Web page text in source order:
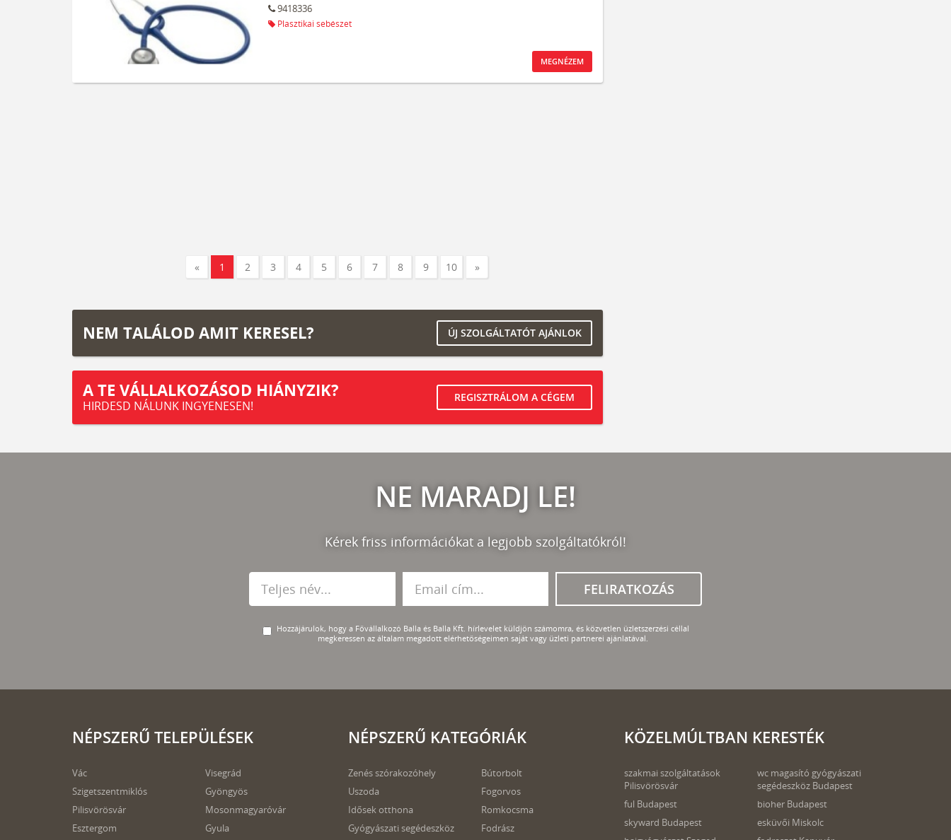
9418336
Plasztikai sebészet
MEGNÉZEM
« 1 2 3 4 5 6 7 8 9 10 »
NEM TALÁLOD AMIT KERESEL? ÚJ SZOLGÁLTATÓT AJÁNLOK
A TE VÁLLALKOZÁSOD HIÁNYZIK?
HIRDESD NÁLUNK INGYENESEN!
REGISZTRÁLOM A CÉGEM
NE MARADJ LE!
Kérek friss információkat a legjobb szolgáltatókról!
FELIRATKOZÁS
Hozzájárulok, hogy a Fővállalkozó Balla és Balla Kft. hírlevelet küldjön számomra, és közvetlen üzletszerzési céllal
megkeressen az általam megadott elérhetőségeimen saját vagy üzleti partnerei ajánlatával.
NÉPSZERŰ TELEPÜLÉSEK
Vác
Szigetszentmiklós
Pilisvörösvár
Esztergom
Visegrád
Gyöngyös
Mosonmagyaróvár
Gyula
NÉPSZERŰ KATEGÓRIÁK
Zenés szórakozóhely
Uszoda
Idősek otthona
Gyógyászati segédeszköz
Bútorbolt
Fogorvos
Romkocsma
Fodrász
KÖZELMÚLTBAN KERESTÉK
szakmai szolgáltatások
Pilisvörösvár
ful Budapest
skyward Budapest
wc magasító gyógyászati
segédeszköz Budapest
bioher Budapest
esküvői Miskolc